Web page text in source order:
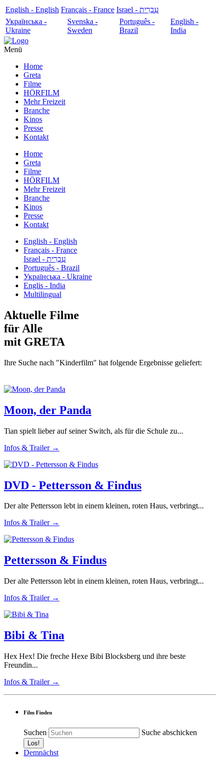
English - English Français - France
עִבְרִית - Israel
Українська -
Ukraine
Svenska -
Sweden
Português -
Brazil
English -
India
Menü
Home
Greta
Filme
HÖRFILM
Mehr Freizeit
Branche
Kinos
Presse
Kontakt
Home
Greta
Filme
HÖRFILM
Mehr Freizeit
Branche
Kinos
Presse
Kontakt
English - English
Français - France
עִבְרִית - Israel
Português - Brazil
Українська - Ukraine
Englis - India
Multilingual
Aktuelle Filme
für Alle
mit GRETA
Ihre Suche nach "Kinderfilm" hat folgende Ergebnisse geliefert:
Moon, der Panda
Tian spielt lieber auf seiner Switch, als für die Schule zu...
Infos & Trailer →
DVD - Pettersson & Findus
Der alte Pettersson lebt in einem kleinen, roten Haus, verbringt...
Infos & Trailer →
Pettersson & Findus
Der alte Pettersson lebt in einem kleinen, roten Haus, verbringt...
Infos & Trailer →
Bibi & Tina
Hex Hex! Die freche Hexe Bibi Blocksberg und ihre beste
Freundin...
Infos & Trailer →
Film Finden
Suchen Suche abschicken
Demnächst